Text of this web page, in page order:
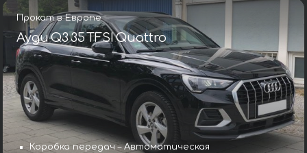
Прокат в Европе
Ауди Q3 35 TFSI Quattro
Коробка передач – Автоматическая